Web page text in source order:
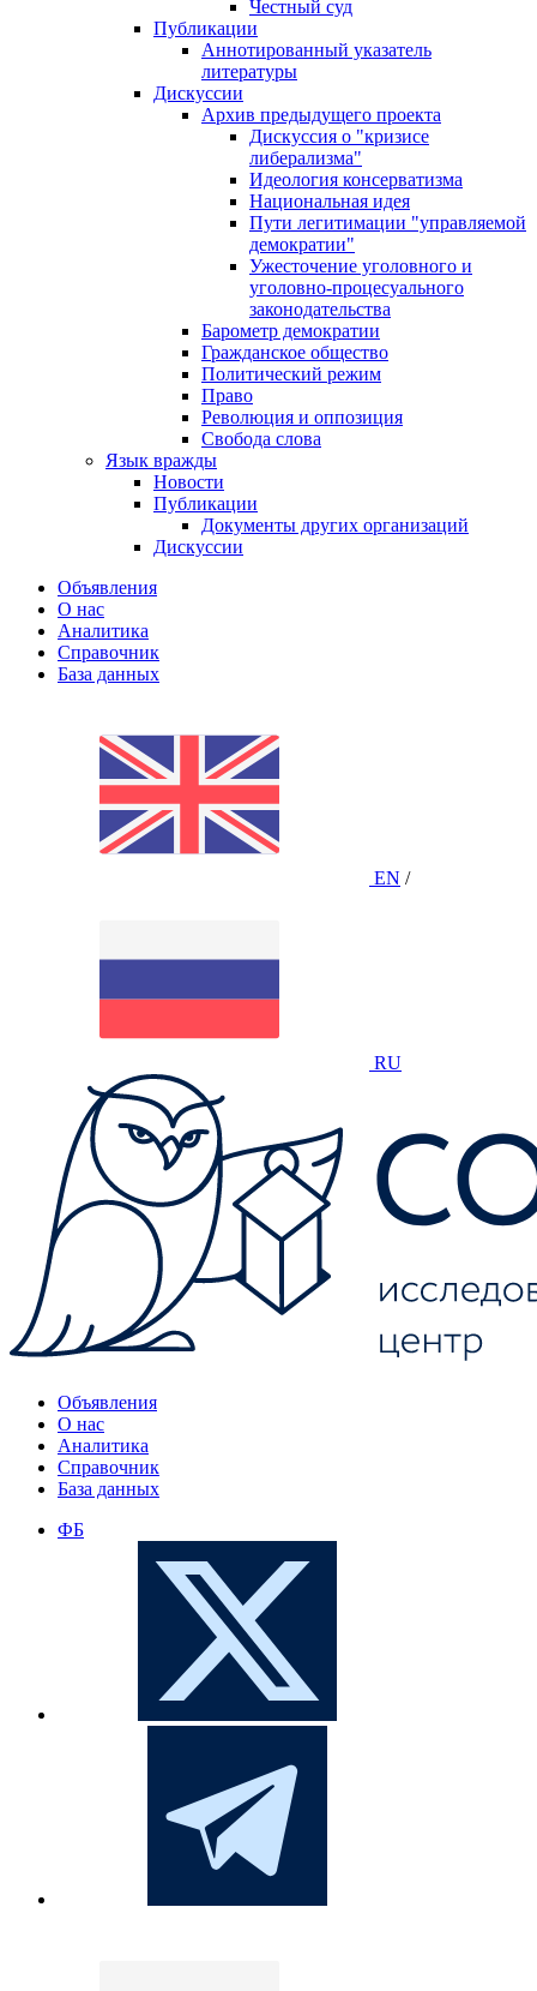
Честный суд
Публикации
Аннотированный указатель
литературы
Дискуссии
Архив предыдущего проекта
Дискуссия о "кризисе
либерализма"
Идеология консерватизма
Национальная идея
Пути легитимации "управляемой
демократии"
Ужесточение уголовного и
уголовно-процесуального
законодательства
Барометр демократии
Гражданское общество
Политический режим
Право
Революция и оппозиция
Свобода слова
Язык вражды
Новости
Публикации
Документы других организаций
Дискуссии
Объявления
О нас
Аналитика
Справочник
База данных
EN /
RU
Объявления
О нас
Аналитика
Справочник
База данных
ФБ